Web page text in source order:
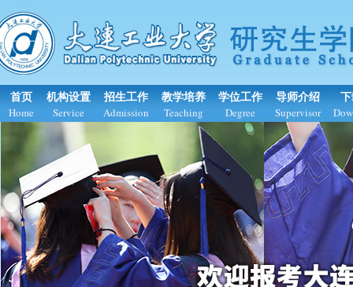
首页
Home
机构设置
Service
招生工作
Admission
教学培养
Teaching
学位工作
Degree
导师介绍
Supervisor